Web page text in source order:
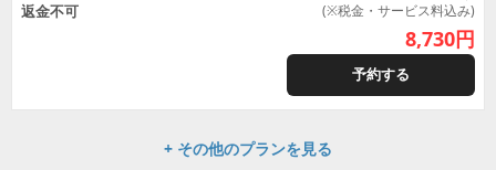
返金不可 (※税金・サービス料込み)
8,730円
予約する
+ その他のプランを見る